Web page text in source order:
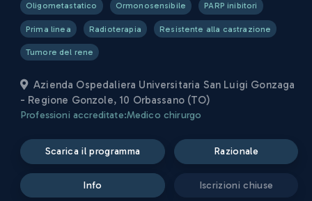
Oligometastatico Ormonosensibile PARP inibitori
Prima linea Radioterapia Resistente alla castrazione
Tumore del rene
Azienda Ospedaliera Universitaria San Luigi Gonzaga
- Regione Gonzole, 10 Orbassano (TO)
Professioni accreditate:Medico chirurgo
scarica il programma razionale
info iscrizioni chiuse